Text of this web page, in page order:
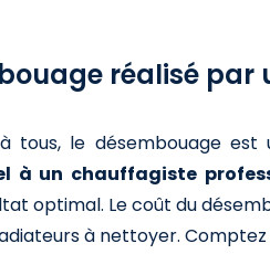
réalisé par
tous, le désembouage est
à un chauffagiste
optimal. Le coût du
à nettoyer. Comptez